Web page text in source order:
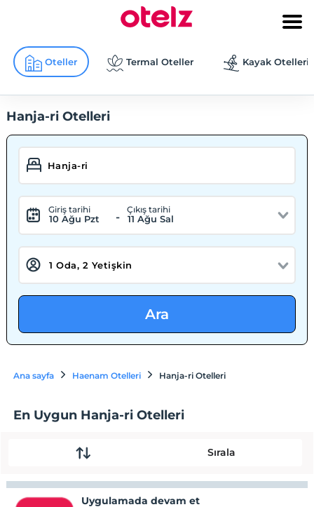
Oteller Termal Oteller Kayak Otelleri
Hanja-ri Otelleri
Giriş tarihi
10 Ağu Pzt -
Çıkış tarihi
11 Ağu Sal
Ara
Ana sayfa Haenam Otelleri Hanja-ri Otelleri
En Uygun Hanja-ri Otelleri
Sırala
Uygulamada devam et